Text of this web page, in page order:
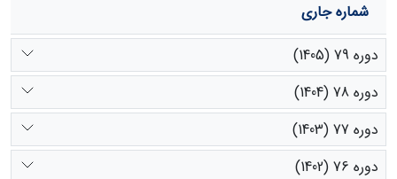
شماره جاری
دوره 79 (1405)
دوره 78 (1404)
دوره 77 (1403)
دوره 76 (1402)